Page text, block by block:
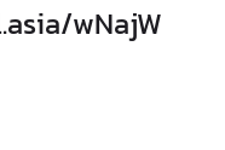
wNajW